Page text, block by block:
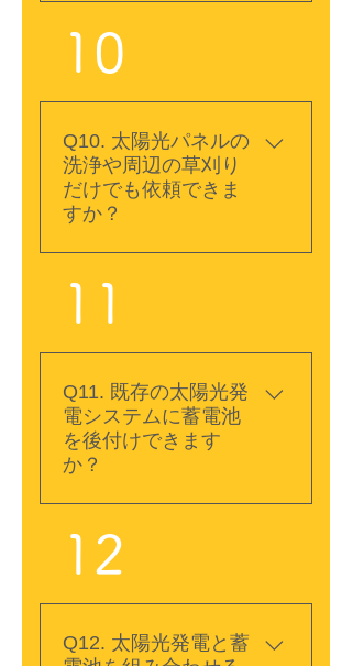
る可能性があるため、発
電量の急な低下やエラー
表示がある場合は、早め
や既存設備との適合性を
確認し、交換可能なパネ
ルや施工方法をご案内し
ます。パネルのひび割れ
や破損は発電量の低下だ
けでなく、安全面にも影
響する場合があります。
破損を見つけた場合はそ
のまま使用せずにご相談
10
Q10. 太陽光パネルの
洗浄や周辺の草刈り
だけでも依頼できま
すか？
ぼこり、鳥のふんなどが
付着した太陽光パネルの
洗浄・清掃に対応してい
ます。地上設置型の太陽
光発電などで、周辺の草
木が日射を遮っている場
合には、必要に応じて草
確認したうえで、必要な
作業をご案内します。
11
Q11. 既存の太陽光発
電システムに蓄電池
を後付けできます
か？
電池の後付けにも対応し
ています。ただし、現在
使用している太陽光発電
システムやパワーコンデ
ィショナの種類によっ
12
Q12. 太陽光発電と蓄